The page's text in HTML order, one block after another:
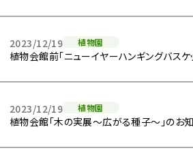
2023/12/19 植物園
植物会館前「ニューイヤーハンギングバスケ
2023/12/19 植物園
植物会館「木の実展～広がる種子～」のお